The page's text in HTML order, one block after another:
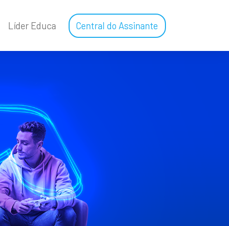
Líder Educa Central do Assinante